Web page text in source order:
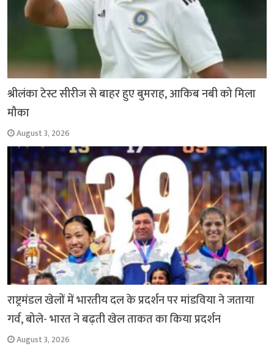
श्रीलंका टेस्ट सीरीज से बाहर हुए बुमराह, आकिब नबी को मिला
मौका
August 3, 2026
राष्ट्रमंडल खेलों में भारतीय दल के प्रदर्शन पर मांडविया ने जताया
गर्व, बोले- भारत ने बढ़ती खेल ताकत का किया प्रदर्शन
August 3, 2026